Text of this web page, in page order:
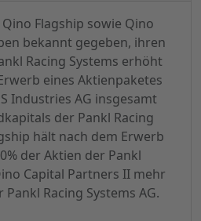
Qino Flagship sowie Qino
bekannt gegeben, ihren
Racing Systems erhöht
eines Aktienpaketes
Industries AG insgesamt
der Pankl Racing
hält nach dem Erwerb
der Aktien der Pankl
Capital Partners II mehr
Racing Systems AG.